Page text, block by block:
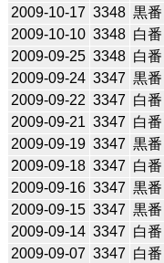
2009-10-17 3348 黒番
2009-10-10 3348 白番
2009-09-25 3348 白番
2009-09-24 3347 黒番
2009-09-22 3347 白番
2009-09-21 3347 白番
2009-09-19 3347 黒番
2009-09-18 3347 白番
2009-09-16 3347 黒番
2009-09-15 3347 黒番
2009-09-14 3347 白番
2009-09-07 3347 白番